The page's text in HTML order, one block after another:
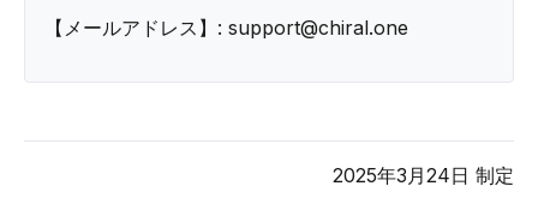
【メールアドレス】: support@chiral.one
2025年3月24日 制定